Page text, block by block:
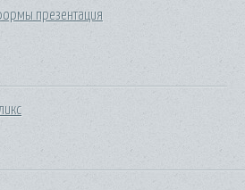
презентация